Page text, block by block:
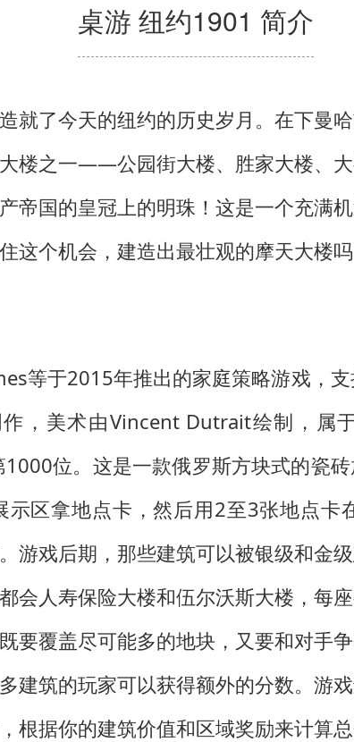
桌游 纽约1901 简介
就了今天的纽约的历史岁月。在下曼
楼之一——公园街大楼、胜家大楼、
国的皇冠上的明珠！这是一个充满
这个机会，建造出最壮观的摩天大楼
等于2015年推出的家庭策略游戏，
，美术由Vincent Dutrait绘制，属
1000位。这是一款俄罗斯方块式的
区拿地点卡，然后用2至3张地点卡
游戏后期，那些建筑可以被银级和金
会人寿保险大楼和伍尔沃斯大楼，每
要覆盖尽可能多的地块，又要和对手
建筑的玩家可以获得额外的分数。游
根据你的建筑价值和区域奖励来计算